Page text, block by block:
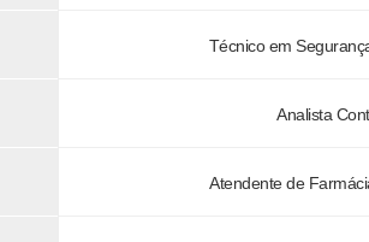
Técnico em
Analista
Atendente de